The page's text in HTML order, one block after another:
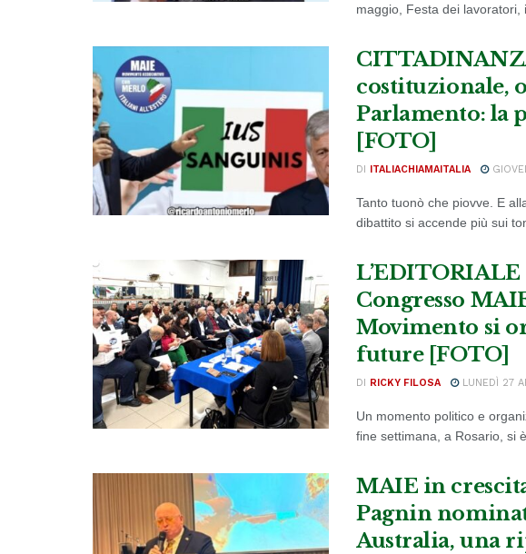
maggio, Festa dei lavoratori,
costituzionale,
Parlamento: la
[FOTO]
DI ITALIACHIAMAITALIA
Tanto tuonò che piovve. E
dibattito si accende più sui
L’EDITORIALE
Congresso
Movimento si
future [FOTO]
DI RICKY FILOSA LUNEDÌ 27
Un momento politico e
fine settimana, a Rosario, si
MAIE in
Pagnin
Australia, una